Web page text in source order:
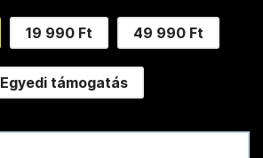
19 990 Ft 49 990 Ft
Egyedi támogatás